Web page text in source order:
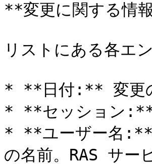
**変更に関する情
リストにある各エ
* **日付:** 変更
* **セッション
* **ユーザー名:**
の名前。RAS サー